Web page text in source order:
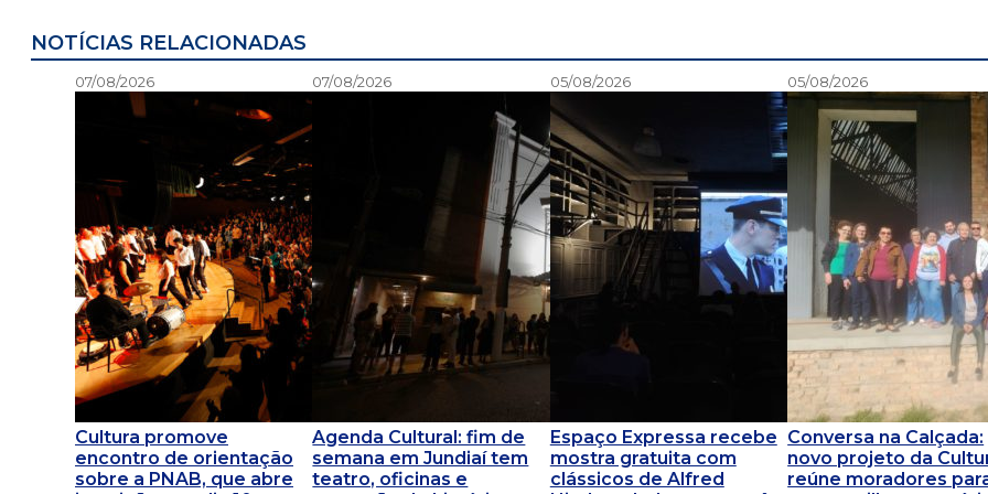
NOTÍCIAS RELACIONADAS
07/08/2026
Cultura promove
encontro de orientação
sobre a PNAB, que abre
07/08/2026
Agenda Cultural: fim de
semana em Jundiaí tem
teatro, oficinas e
05/08/2026
Espaço Expressa recebe
mostra gratuita com
clássicos de Alfred
05/08/2026
Conversa na Calçada:
novo projeto da
reúne moradores